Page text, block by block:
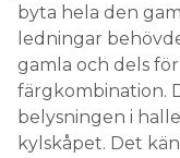
byta hela den
ledningar
gamla och dels
färgkombination.
belysningen i
kylskåpet. Det